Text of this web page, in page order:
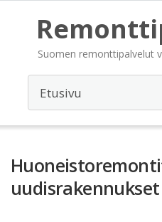
Suomen remonttipalvelut